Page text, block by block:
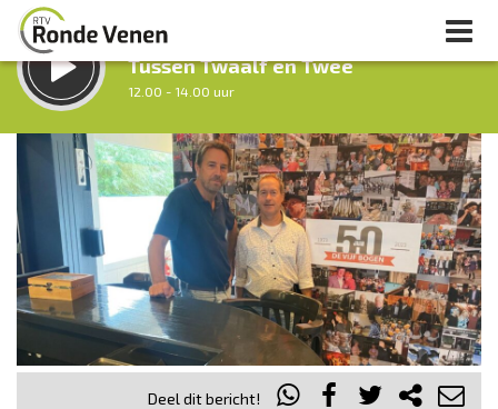
LUISTER LIVE:
Tussen Twaalf en Twee
12.00 - 14.00 uur
STRAKS:
Middag Venen
14.00 - 18.00 uur
Vorig uur
uur 1 van 0 Volgend uur
Inklappen
Deel dit bericht!